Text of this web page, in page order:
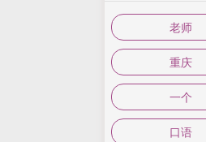
老师
重庆
一个
口语